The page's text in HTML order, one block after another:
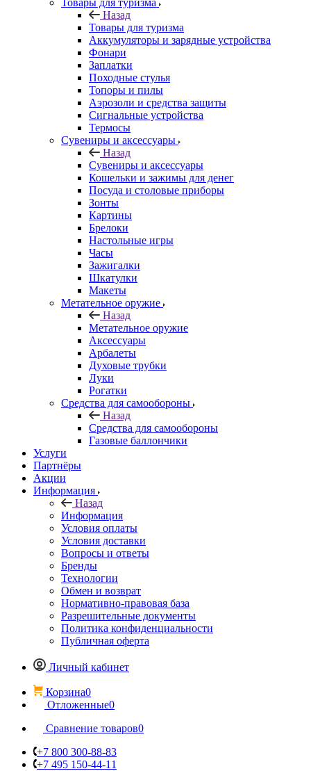
Товары для туризма
Назад
Товары для туризма
Аккумуляторы и зарядные устройства
Фонари
Заплатки
Походные стулья
Топоры и пилы
Аэрозоли и средства защиты
Сигнальные устройства
Термосы
Сувениры и аксессуары
Назад
Сувениры и аксессуары
Кошельки и зажимы для денег
Посуда и столовые приборы
Зонты
Картины
Брелоки
Настольные игры
Часы
Зажигалки
Шкатулки
Макеты
Метательное оружие
Назад
Метательное оружие
Аксессуары
Арбалеты
Духовые трубки
Луки
Рогатки
Средства для самообороны
Назад
Средства для самообороны
Газовые баллончики
Услуги
Партнёры
Акции
Информация
Назад
Информация
Условия оплаты
Условия доставки
Вопросы и ответы
Бренды
Технологии
Обмен и возврат
Нормативно-правовая база
Разрешительные документы
Политика конфиденциальности
Публичная оферта
Личный кабинет
Корзина0
Отложенные0
Сравнение товаров0
+7 800 300-88-83
+7 495 150-44-11